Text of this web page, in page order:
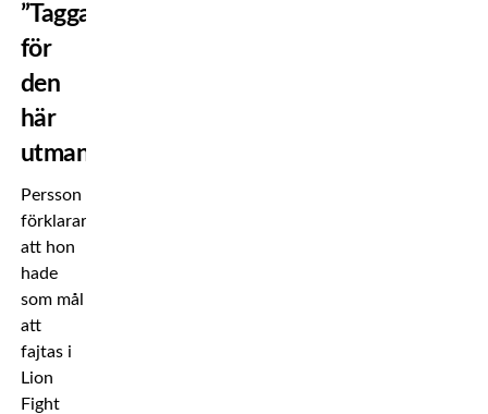
”Taggad
för
den
här
utmaningen”
Persson
förklarar
att hon
hade
som mål
att
fajtas i
Lion
Fight